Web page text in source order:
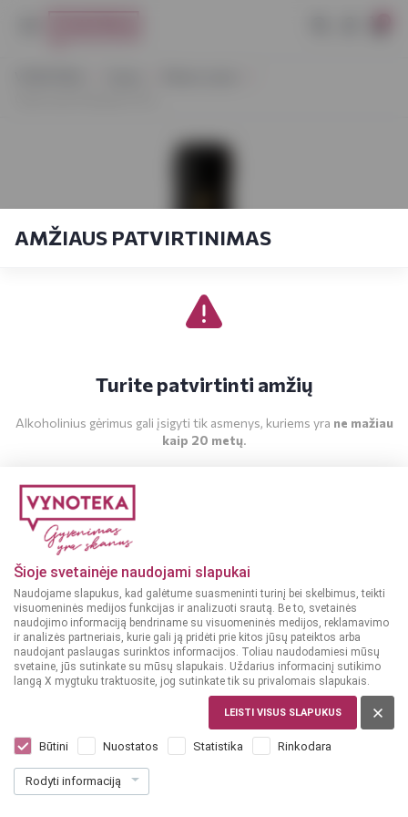
Šioje svetainėje naudojami slapukai
Naudojame slapukus, kad galėtume suasmeninti turinį bei skelbimus, teikti
visuomeninės medijos funkcijas ir analizuoti srautą. Be to, svetainės
naudojimo informaciją bendriname su visuomeninės medijos, reklamavimo
ir analizės partneriais, kurie gali ją pridėti prie kitos jūsų pateiktos arba
naudojant paslaugas surinktos informacijos. Toliau naudodamiesi mūsų
svetaine, jūs sutinkate su mūsų slapukais. Uždarius informacinį sutikimo
langą X mygtuku traktuosite, jog sutinkate tik su privalomais slapukais.
LEISTI VISUS SLAPUKUS
Būtini Nuostatos Statistika Rinkodara
Rodyti informaciją
AMŽIAUS PATVIRTINIMAS
Turite patvirtinti amžių
Alkoholinius gėrimus gali įsigyti tik asmenys, kuriems yra ne mažiau
kaip 20 metų.
Cielo Gran Passaia 0,75 L
Dar nėra balsų, galite įvertinti
99